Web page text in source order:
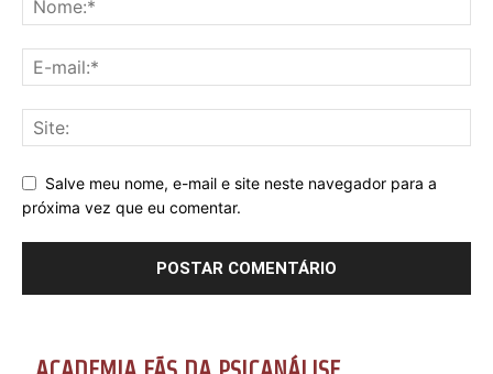
Salve meu nome, e-mail e site neste navegador para a
próxima vez que eu comentar.